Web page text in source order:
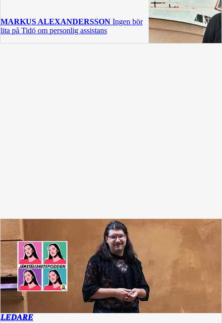
MARKUS ALEXANDERSSON Ingen bör
lita på Tidö om personlig assistans
LEDARE